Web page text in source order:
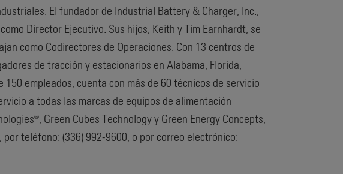
El fundador de Industrial Battery & Charger, Inc.,
Director Ejecutivo. Sus hijos, Keith y Tim Earnhardt, se
como Codirectores de Operaciones. Con 13 centros de
de tracción y estacionarios en Alabama, Florida,
empleados, cuenta con más de 60 técnicos de servicio
a todas las marcas de equipos de alimentación
Green Cubes Technology y Green Energy Concepts,
teléfono: (336) 992-9600, o por correo electrónico: